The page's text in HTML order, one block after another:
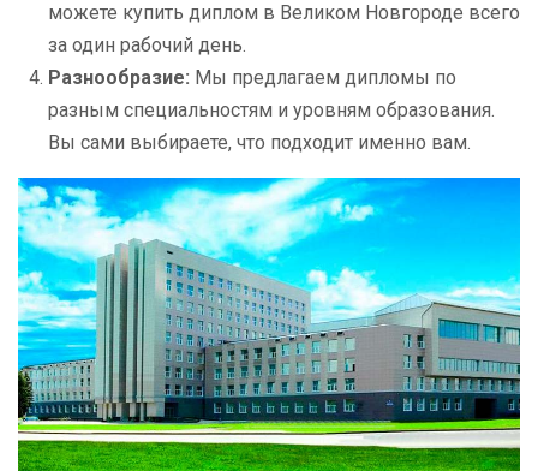
можете купить диплом в Великом Новгороде всего
за один рабочий день.
Разнообразие: Мы предлагаем дипломы по
разным специальностям и уровням образования.
Вы сами выбираете, что подходит именно вам.